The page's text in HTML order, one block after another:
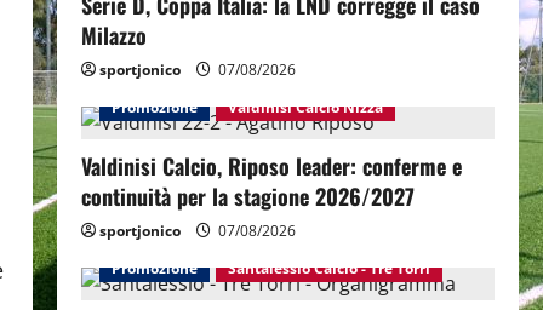
Milazzo
sportjonico
07/08/2026
Promozione
Valdinisi Calcio Nizza
Valdinisi Calcio, Riposo leader: conferme e
continuità per la stagione 2026/2027
sportjonico
07/08/2026
Promozione
Santalessio Calcio - Tre Torri